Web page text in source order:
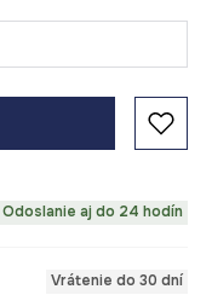
Odoslanie aj do 24 hodín
Vrátenie do 30 dní